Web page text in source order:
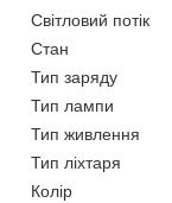
Світловий потік
Стан
Тип заряду
Тип лампи
Тип живлення
Тип ліхтаря
Колір